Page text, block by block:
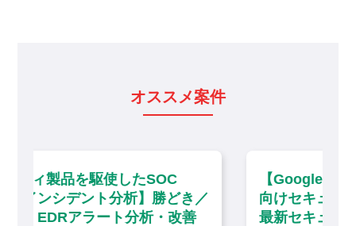
オススメ案件
【Google Sec Opsを活用した大手企業
向けセキュリティ運用・分析】大手町／
最新セキュリティソリューション・リモ